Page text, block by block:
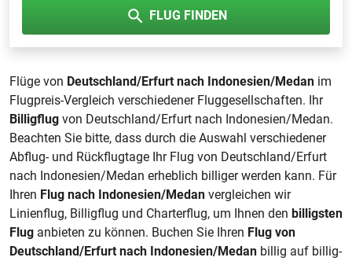
FLUG FINDEN
Flüge von Deutschland/Erfurt nach Indonesien/Medan im
Flugpreis-Vergleich verschiedener Fluggesellschaften. Ihr
Billigflug von Deutschland/Erfurt nach Indonesien/Medan.
Beachten Sie bitte, dass durch die Auswahl verschiedener
Abflug- und Rückflugtage Ihr Flug von Deutschland/Erfurt
nach Indonesien/Medan erheblich billiger werden kann. Für
Ihren Flug nach Indonesien/Medan vergleichen wir
Linienflug, Billigflug und Charterflug, um Ihnen den billigsten
Flug anbieten zu können. Buchen Sie Ihren Flug von
Deutschland/Erfurt nach Indonesien/Medan billig auf billig-